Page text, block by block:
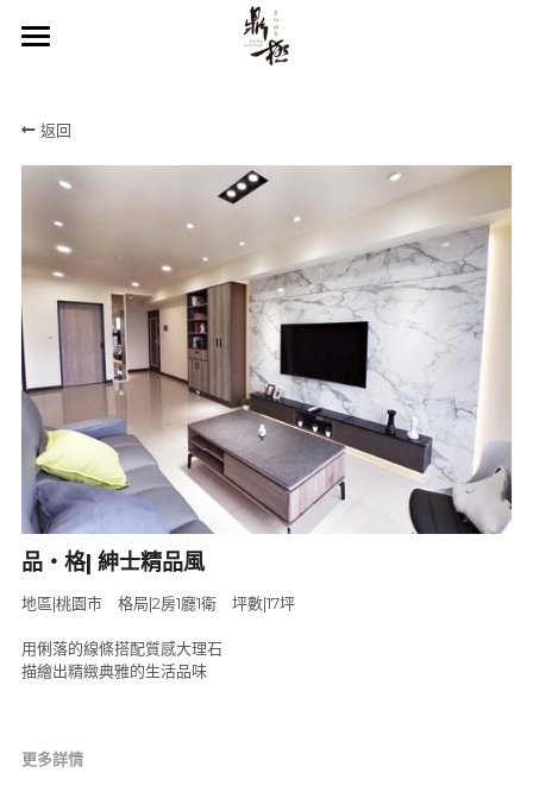
關於鼎極
服務項目
作品欣賞
裝修知識庫
服務流程
聯絡我們
返回
品‧格| 紳士精品風
地區|桃園市 格局|2房1廳1衛 坪數|17坪
用俐落的線條搭配質感大理石
描繪出精緻典雅的生活品味
更多詳情
部落格分類
所有博客分類
空間設計
裝修篇